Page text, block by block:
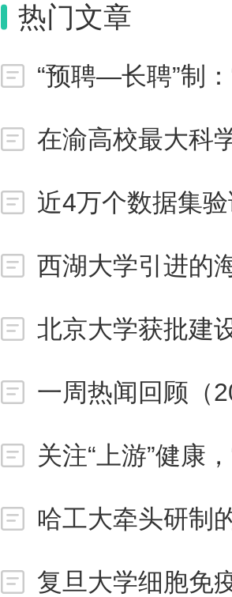
第六条技术合同
录后点击一键确认
术企业火炬统计
知》。
热门文章
“预聘—长聘”制
在渝高校最大科
西湖大学引进的
北京大学获批建
一周热闻回顾（
关注“上游”健康
哈工大牵头研制
复旦大学细胞免